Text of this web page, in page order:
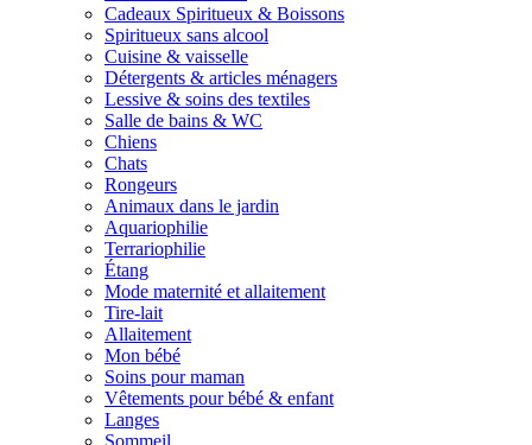
Cadeaux Spiritueux & Boissons
Spiritueux sans alcool
Cuisine & vaisselle
Détergents & articles ménagers
Lessive & soins des textiles
Salle de bains & WC
Chiens
Chats
Rongeurs
Animaux dans le jardin
Aquariophilie
Terrariophilie
Étang
Mode maternité et allaitement
Tire-lait
Allaitement
Mon bébé
Soins pour maman
Vêtements pour bébé & enfant
Langes
Sommeil